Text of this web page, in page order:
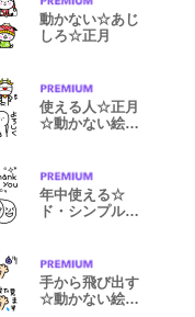
動かない☆あじ
しろ☆正月
使える人☆正月
☆動かない絵文
年中使える☆
ド・シンプル☆
手から飛び出す
☆動かない絵文